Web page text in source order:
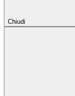
Chiudi